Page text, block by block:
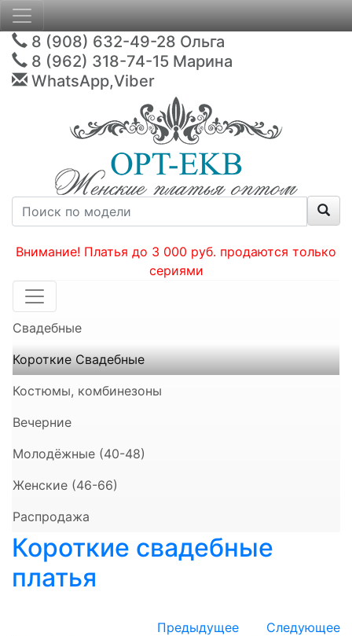
8 (908) 632-49-28 Ольга
8 (962) 318-74-15 Марина
WhatsApp,Viber
Внимание! Платья до 3 000 руб. продаются только
сериями
Свадебные
Короткие Свадебные
Костюмы, комбинезоны
Вечерние
Молодёжные (40-48)
Женские (46-66)
Распродажа
Короткие свадебные
платья
Предыдущее Следующее